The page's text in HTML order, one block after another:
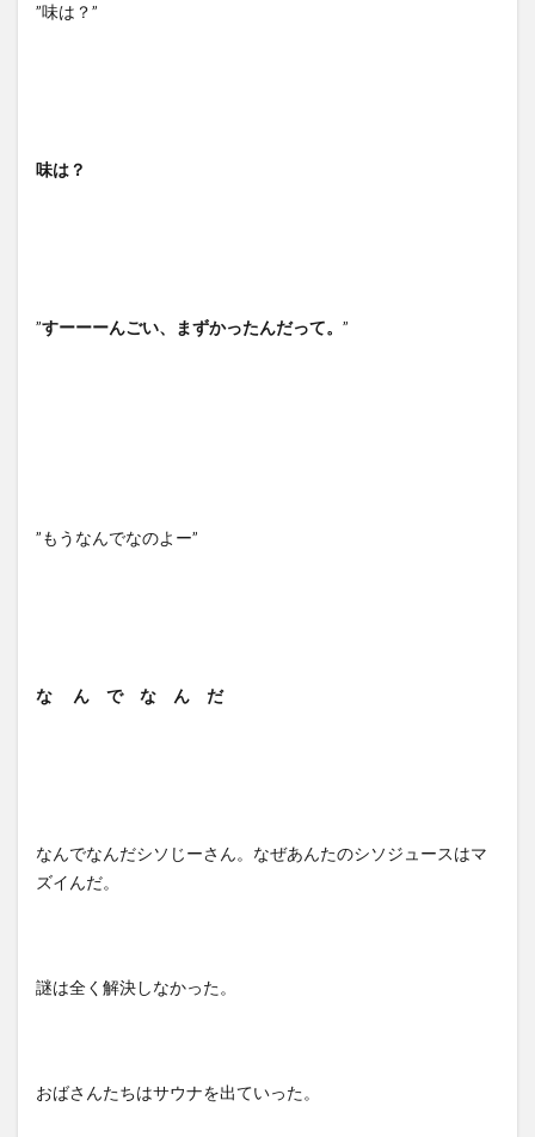
”味は？”
味は？
”すーーーんごい、まずかったんだって。 ”
”もうなんでなのよー”
な ん で な ん だ
なんでなんだシソじーさん。なぜあんたのシソジュースはマ
ズイんだ。
謎は全く解決しなかった。
おばさんたちはサウナを出ていった。